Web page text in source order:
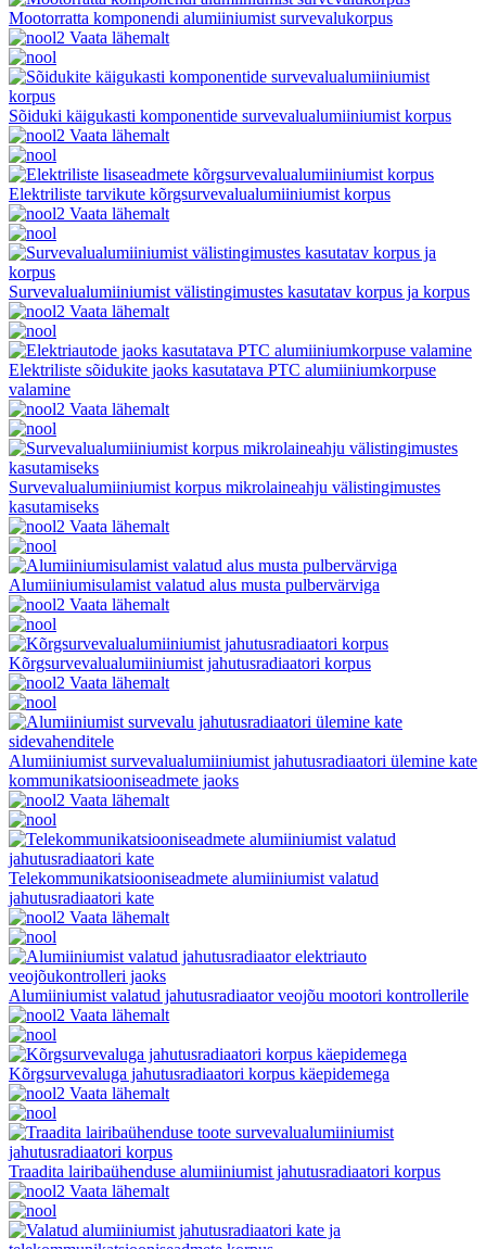
Mootorratta komponendi alumiiniumist survevalukorpus
Vaata lähemalt
Sõiduki käigukasti komponentide survevalualumiiniumist korpus
Vaata lähemalt
Elektriliste tarvikute kõrgsurvevalualumiiniumist korpus
Vaata lähemalt
Survevalualumiiniumist välistingimustes kasutatav korpus ja korpus
Vaata lähemalt
Elektriliste sõidukite jaoks kasutatava PTC alumiiniumkorpuse
valamine
Vaata lähemalt
Survevalualumiiniumist korpus mikrolaineahju välistingimustes
kasutamiseks
Vaata lähemalt
Alumiiniumisulamist valatud alus musta pulbervärviga
Vaata lähemalt
Kõrgsurvevalualumiiniumist jahutusradiaatori korpus
Vaata lähemalt
Alumiiniumist survevalualumiiniumist jahutusradiaatori ülemine kate
kommunikatsiooniseadmete jaoks
Vaata lähemalt
Telekommunikatsiooniseadmete alumiiniumist valatud
jahutusradiaatori kate
Vaata lähemalt
Alumiiniumist valatud jahutusradiaator veojõu mootori kontrollerile
Vaata lähemalt
Kõrgsurvevaluga jahutusradiaatori korpus käepidemega
Vaata lähemalt
Traadita lairibaühenduse alumiiniumist jahutusradiaatori korpus
Vaata lähemalt